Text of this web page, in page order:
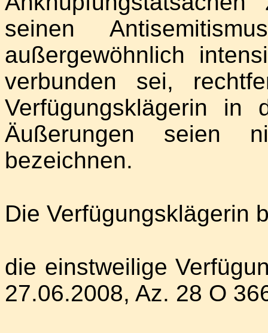
seinen
außergewöhnlich
verbunden sei,
Verfügungsklägerin in
Äußerungen seien
bezeichnen.
Die Verfügungsklägerin
die einstweilige
27.06.2008, Az. 28 O